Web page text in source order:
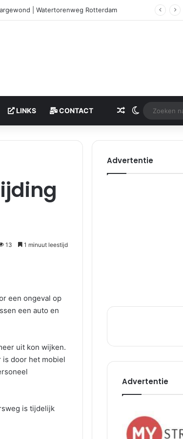
| Watertorenweg Rotterdam
LINKS CONTACT Gerelateerd artikel
Switch skin
13 1 minuut leestijd
een ongeval op
een auto en
uit kon wijken.
is door het mobiel
is tijdelijk
Advertentie
Advertentie